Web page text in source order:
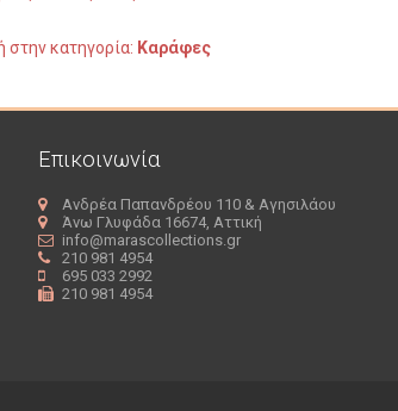
στην κατηγορία: Καράφες
Επικοινωνία
Ανδρέα Παπανδρέου 110 & Αγησιλάου
Άνω Γλυφάδα 16674, Αττική
info@marascollections.gr
210 981 4954
695 033 2992
210 981 4954